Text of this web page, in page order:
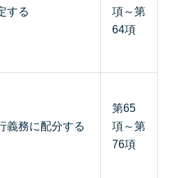
する
項～第
64項
義務に配分する
第65
項～第
76項